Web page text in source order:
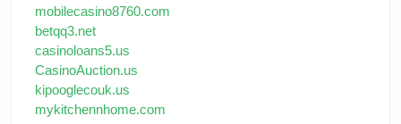
mobilecasino8760.com
betqq3.net
casinoloans5.us
CasinoAuction.us
kipooglecouk.us
mykitchennhome.com